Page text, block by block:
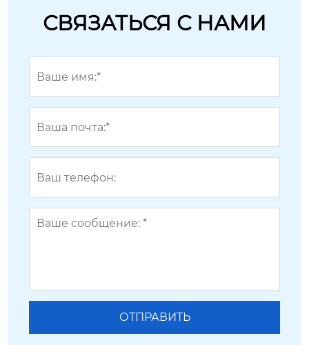
СВЯЗАТЬСЯ С НАМИ